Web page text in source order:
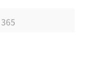
365